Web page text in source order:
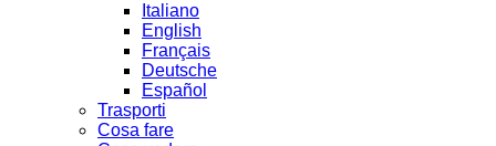
Italiano
English
Français
Deutsche
Español
Trasporti
Cosa fare